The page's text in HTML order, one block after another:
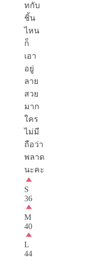
ทกับ
ชิ้น
ไหน
ก็
เอา
อยู่
ลาย
สวย
มาก
ใคร
ไม่มี
ถือว่า
พลาด
นะคะ
S
36
M
40
L
44